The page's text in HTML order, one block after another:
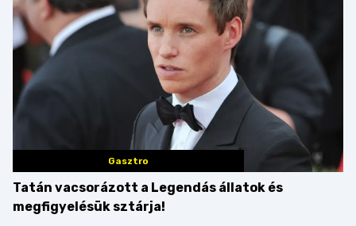
Gasztro
Tatán vacsorázott a Legendás állatok és
megfigyelésük sztárja!